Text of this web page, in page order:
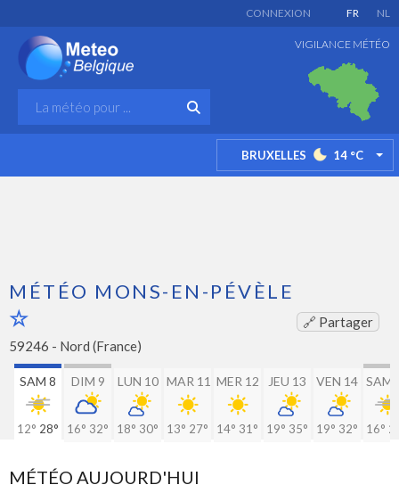
FR NL
CONNEXION
VIGILANCE MÉTÉO
BRUXELLES 14 °C
MÉTÉO MONS-EN-PÉVÈLE
🔗 Partager
59246 - Nord (France)
SAM 8
12° 28°
DIM 9
16° 32°
LUN 10
18° 30°
MAR 11
13° 27°
MER 12
14° 31°
JEU 13
19° 35°
VEN 14
19° 32°
SAM
16°
MÉTÉO AUJOURD'HUI